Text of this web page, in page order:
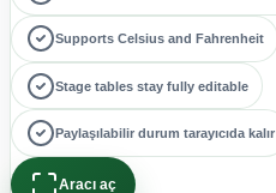
Supports Celsius and Fahrenheit
Stage tables stay fully editable
Paylaşılabilir durum tarayıcıda kalır
Aracı aç